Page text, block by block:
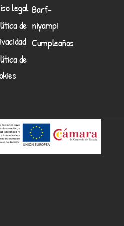
legal
de
de
Barf-
niyampi
Cumpleaños